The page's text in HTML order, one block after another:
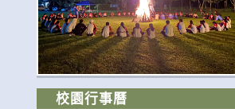
校園行事曆